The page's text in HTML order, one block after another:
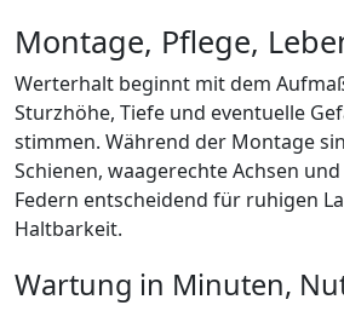
Montage, Pflege,
Werterhalt beginnt mit dem
Sturzhöhe, Tiefe und eventuelle
stimmen. Während der Montage
Schienen, waagerechte Achsen
Federn entscheidend für ruhigen
Haltbarkeit.
Wartung in Minuten,